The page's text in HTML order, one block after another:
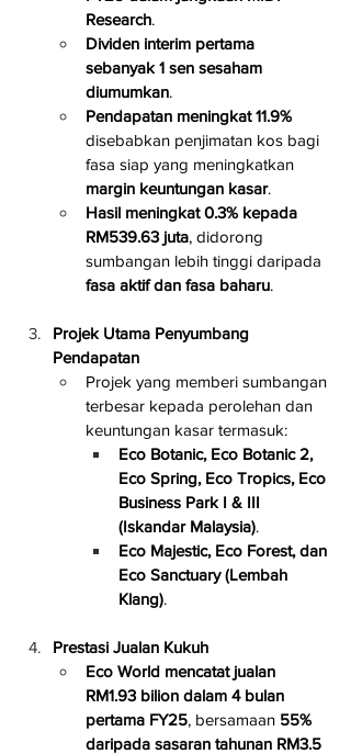
Research.
Dividen interim pertama
sebanyak 1 sen sesaham
diumumkan.
Pendapatan meningkat 11.9%
disebabkan penjimatan kos bagi
fasa siap yang meningkatkan
margin keuntungan kasar.
Hasil meningkat 0.3% kepada
RM539.63 juta, didorong
sumbangan lebih tinggi daripada
fasa aktif dan fasa baharu.
Projek Utama Penyumbang
Pendapatan
Projek yang memberi sumbangan
terbesar kepada perolehan dan
keuntungan kasar termasuk:
Eco Botanic, Eco Botanic 2,
Eco Spring, Eco Tropics, Eco
Business Park I & III
(Iskandar Malaysia).
Eco Majestic, Eco Forest, dan
Eco Sanctuary (Lembah
Klang).
Prestasi Jualan Kukuh
Eco World mencatat jualan
RM1.93 bilion dalam 4 bulan
pertama FY25, bersamaan 55%
daripada sasaran tahunan RM3.5